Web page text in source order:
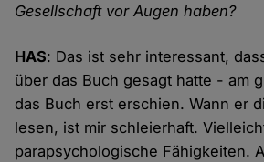
Gesellschaft vor Augen haben?
HAS: Das ist sehr interessant,
über das Buch gesagt hatte - am
das Buch erst erschien. Wann er
lesen, ist mir schleierhaft.
parapsychologische Fähigkeiten.